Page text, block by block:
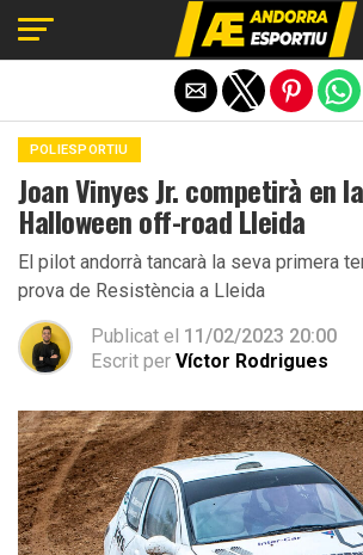
POLIESPORTIU
Joan Vinyes Jr. competirà en
Halloween off-road Lleida
El pilot andorrà tancarà la seva primera
prova de Resistència a Lleida
Publicat el 11/02/2023 20:00
Escrit per Víctor Rodrigues
Exit mobile version